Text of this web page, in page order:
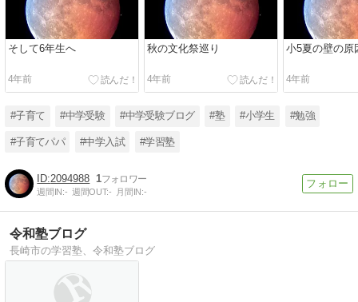
そして6年生へ
4年前
秋の文化祭巡り
4年前
小5夏の壁の原
4年前
#子育て #中学受験 #中学受験ブログ #塾 #小学生 #勉強
#子育てパパ #中学入試 #学習塾
2094988 1
週間IN:- 週間OUT:- 月間IN:-
令和塾ブログ
長崎市の学習塾、令和塾ブログ